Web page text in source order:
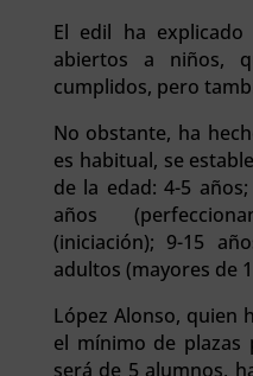
El edil ha
abiertos a niños,
cumplidos, pero
No obstante, ha
es habitual, se
de la edad: 4-5
años
(iniciación); 9-15
adultos (mayores de
López Alonso, quien
el mínimo de plazas
será de 5 alumnos,